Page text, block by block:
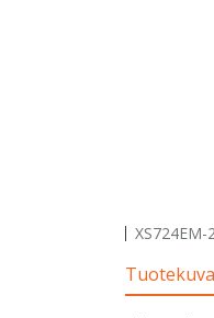
XS724EM-